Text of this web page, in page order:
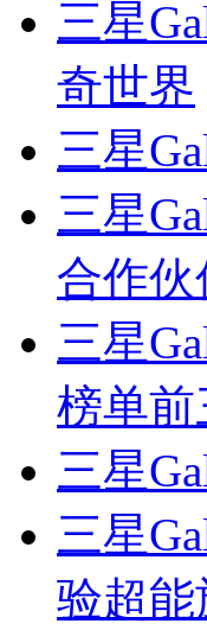
三星
奇世界
三星
三星
合作伙
三星
榜单前
三星
三星
验超能